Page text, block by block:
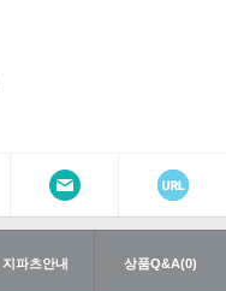
지파츠안내 상품Q&A(0)